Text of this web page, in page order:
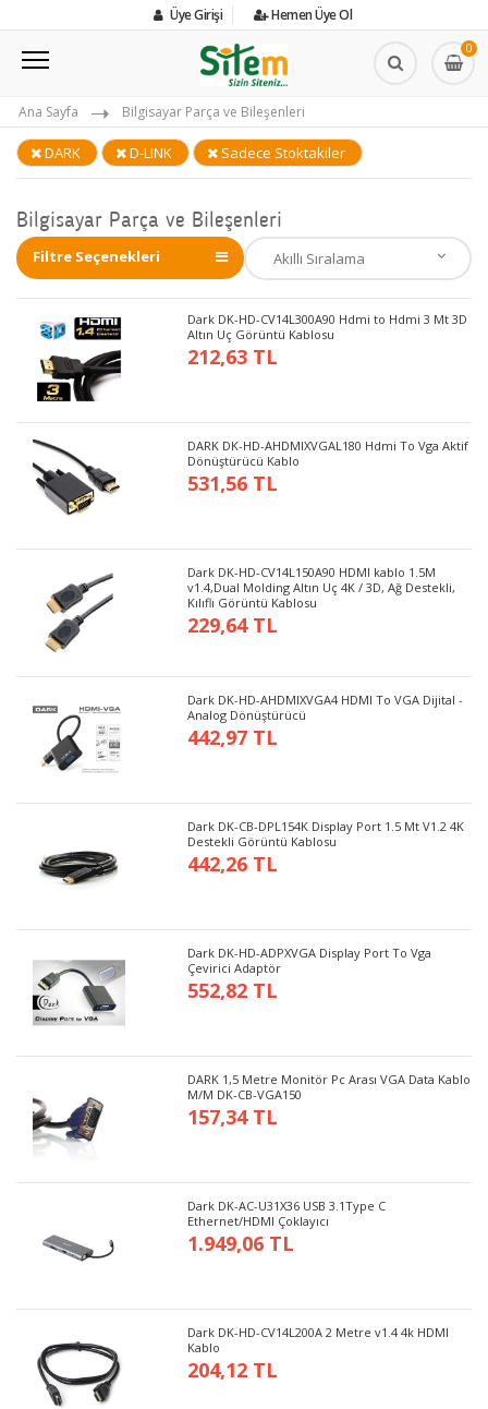
Üye Girişi Hemen Üye Ol
0
Ana Sayfa Bilgisayar Parça ve Bileşenleri
DARK D-LINK Sadece Stoktakiler
Bilgisayar Parça ve Bileşenleri
Filtre Seçenekleri
Dark DK-HD-CV14L300A90 Hdmi to Hdmi 3 Mt 3D
Altın Uç Görüntü Kablosu
212,63 TL
DARK DK-HD-AHDMIXVGAL180 Hdmi To Vga Aktif
Dönüştürücü Kablo
531,56 TL
Dark DK-HD-CV14L150A90 HDMI kablo 1.5M
v1.4,Dual Molding Altın Uç 4K / 3D, Ağ Destekli,
Kılıflı Görüntü Kablosu
229,64 TL
Dark DK-HD-AHDMIXVGA4 HDMI To VGA Dijital -
Analog Dönüştürücü
442,97 TL
Dark DK-CB-DPL154K Display Port 1.5 Mt V1.2 4K
Destekli Görüntü Kablosu
442,26 TL
Dark DK-HD-ADPXVGA Display Port To Vga
Çevirici Adaptör
552,82 TL
DARK 1,5 Metre Monitör Pc Arası VGA Data Kablo
M/M DK-CB-VGA150
157,34 TL
Dark DK-AC-U31X36 USB 3.1Type C
Ethernet/HDMI Çoklayıcı
1.949,06 TL
Dark DK-HD-CV14L200A 2 Metre v1.4 4k HDMI
Kablo
204,12 TL